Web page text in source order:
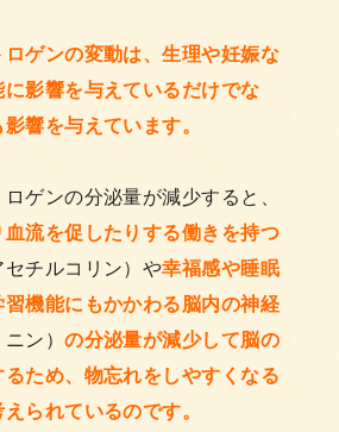
ロゲンの変動は、生理や妊娠な
影響を与えているだけでな
響を与えています。
ゲンの分泌量が減少すると、
流を促したりする働きを持つ
セチルコリン）や幸福感や睡眠
機能にもかかわる脳内の神経
ニン）の分泌量が減少して脳の
ため、物忘れをしやすくなる
られているのです。